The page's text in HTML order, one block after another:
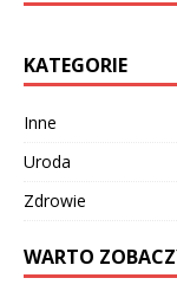
KATEGORIE
Inne
Uroda
Zdrowie
WARTO